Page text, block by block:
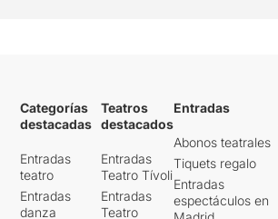
Categorías
destacadas
Entradas
teatro
Entradas
danza
Teatros
destacados
Entradas
Teatro Tívoli
Entradas
Teatro
Entradas
Abonos teatrales
Tiquets regalo
Entradas
espectáculos en